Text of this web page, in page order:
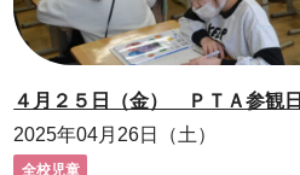
４月２５日（金） ＰＴＡ参観日
2025年04月26日（土）
全校児童